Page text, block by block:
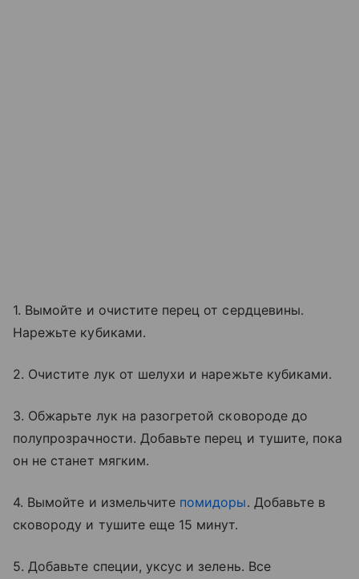
1. Вымойте и очистите перец от сердцевины.
Нарежьте кубиками.
2. Очистите лук от шелухи и нарежьте кубиками.
3. Обжарьте лук на разогретой сковороде до
полупрозрачности. Добавьте перец и тушите, пока
он не станет мягким.
4. Вымойте и измельчите помидоры. Добавьте в
сковороду и тушите еще 15 минут.
5. Добавьте специи, уксус и зелень. Все